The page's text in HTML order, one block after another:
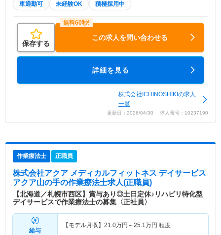
車通勤可 未経験OK 積極採用中
保存する
この求人を問い合わせる
詳細を見る
株式会社ICHINOSHIKIの求人
一覧
更新日：2026/04/30 求人番号：10237190
作業療法士 正職員
株式会社アクア メディカルフィットネス デイサービス
アクア山の手の作業療法士求人(正職員)
【北海道／札幌市西区】賞与あり◎土日定休♪リハビリ特化型
デイサービスで作業療法士の募集〈正社員〉
給与
【モデル月収】 21.0万円～25.1万円 程度